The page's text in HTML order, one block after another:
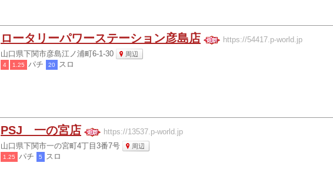
ロータリーパワーステーション彦島店 https://54417.p-world.jp
山口県下関市彦島江ノ浦町6-1-30 周辺
4 1.25 パチ 20 スロ
PSJ 一の宮店 https://13537.p-world.jp
山口県下関市一の宮町4丁目3番7号 周辺
1.25 パチ 5 スロ